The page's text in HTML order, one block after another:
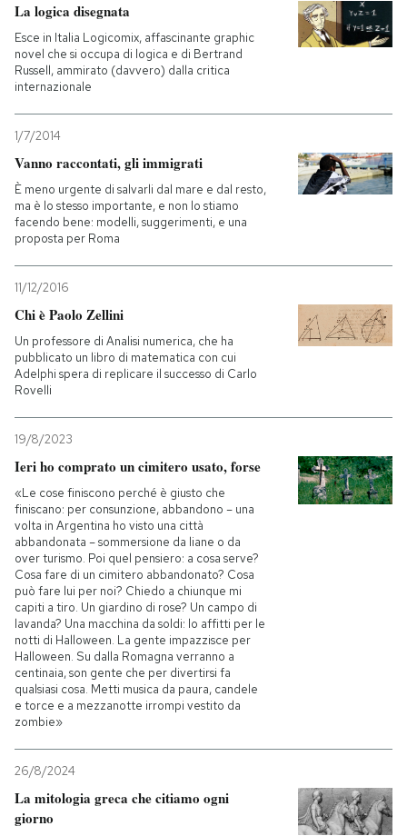
La logica disegnata
Esce in Italia Logicomix, affascinante graphic
novel che si occupa di logica e di Bertrand
Russell, ammirato (davvero) dalla critica
internazionale
1/7/2014
Vanno raccontati, gli immigrati
È meno urgente di salvarli dal mare e dal resto,
ma è lo stesso importante, e non lo stiamo
facendo bene: modelli, suggerimenti, e una
proposta per Roma
11/12/2016
Chi è Paolo Zellini
Un professore di Analisi numerica, che ha
pubblicato un libro di matematica con cui
Adelphi spera di replicare il successo di Carlo
Rovelli
19/8/2023
Ieri ho comprato un cimitero usato, forse
«Le cose finiscono perché è giusto che
finiscano: per consunzione, abbandono – una
volta in Argentina ho visto una città
abbandonata – sommersione da liane o da
over turismo. Poi quel pensiero: a cosa serve?
Cosa fare di un cimitero abbandonato? Cosa
può fare lui per noi? Chiedo a chiunque mi
capiti a tiro. Un giardino di rose? Un campo di
lavanda? Una macchina da soldi: lo affitti per le
notti di Halloween. La gente impazzisce per
Halloween. Su dalla Romagna verranno a
centinaia, son gente che per divertirsi fa
qualsiasi cosa. Metti musica da paura, candele
e torce e a mezzanotte irrompi vestito da
zombie»
26/8/2024
La mitologia greca che citiamo ogni
giorno